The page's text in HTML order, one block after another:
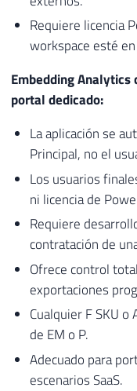
Requiere licencia
workspace esté
Embedding Analytics
portal dedicado:
La aplicación se
Principal, no el
Los usuarios
ni licencia de
Requiere
contratación de
Ofrece control
exportaciones
Cualquier F SKU
de EM o P.
Adecuado para
escenarios SaaS.